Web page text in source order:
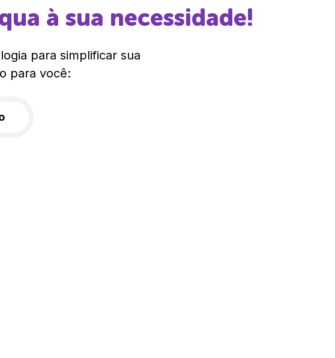
à sua necessidade!
para simplificar sua
para você: